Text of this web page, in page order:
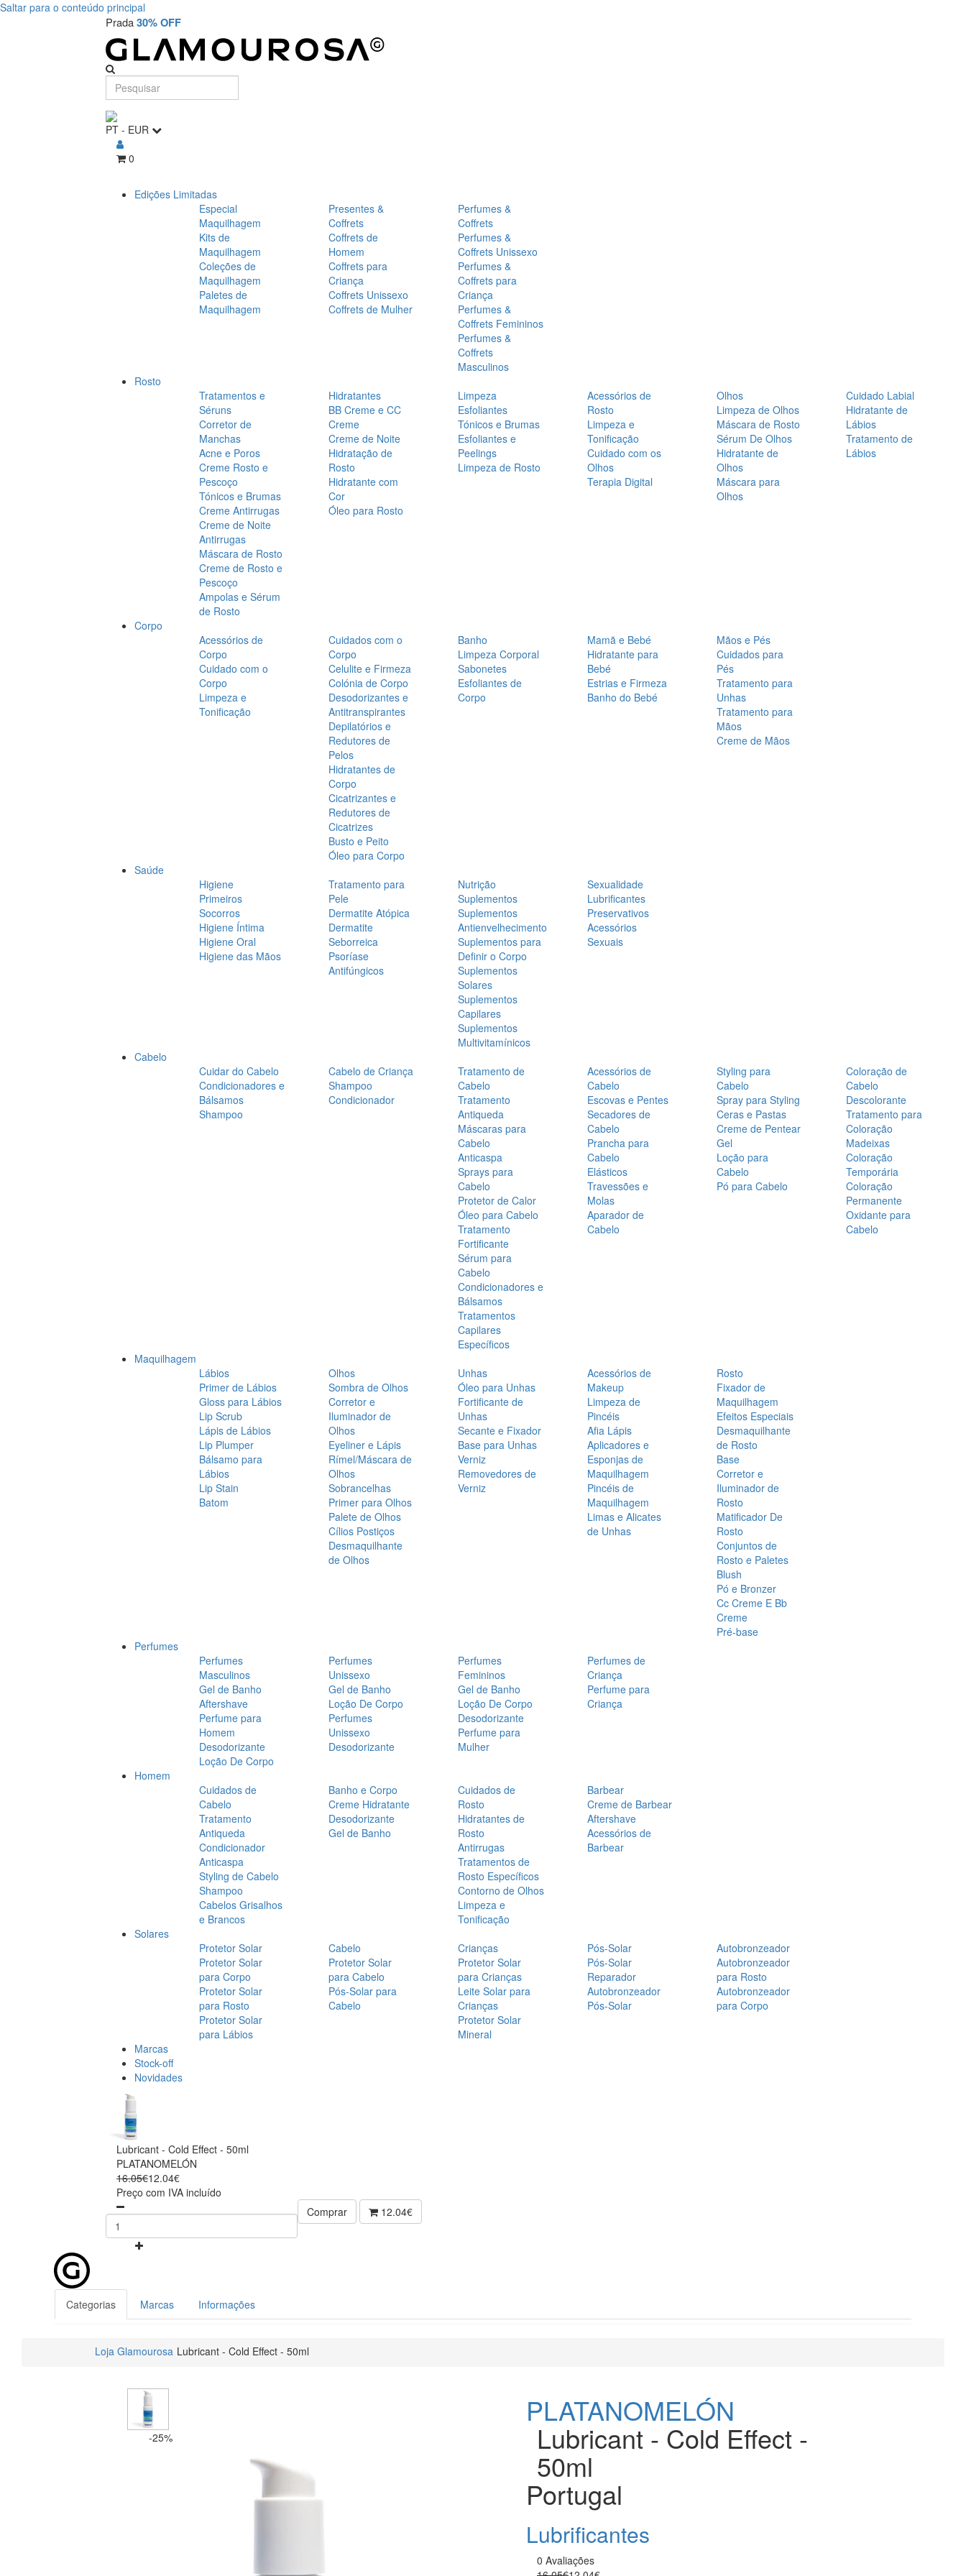
Saltar para o conteúdo principal
Prada30% OFF
PT - EUR
0
Edições Limitadas
Especial
Maquilhagem
Kits de
Maquilhagem
Coleções de
Maquilhagem
Paletes de
Maquilhagem
Presentes &
Coffrets
Coffrets de
Homem
Coffrets para
Criança
Coffrets Unissexo
Coffrets de Mulher
Perfumes &
Coffrets
Perfumes &
Coffrets Unissexo
Perfumes &
Coffrets para
Criança
Perfumes &
Coffrets Femininos
Perfumes &
Coffrets
Masculinos
Rosto
Tratamentos e
Séruns
Corretor de
Manchas
Acne e Poros
Creme Rosto e
Pescoço
Tónicos e Brumas
Creme Antirrugas
Creme de Noite
Antirrugas
Máscara de Rosto
Creme de Rosto e
Pescoço
Ampolas e Sérum
de Rosto
Hidratantes
BB Creme e CC
Creme
Creme de Noite
Hidratação de
Rosto
Hidratante com
Cor
Óleo para Rosto
Limpeza
Esfoliantes
Tónicos e Brumas
Esfoliantes e
Peelings
Limpeza de Rosto
Acessórios de
Rosto
Limpeza e
Tonificação
Cuidado com os
Olhos
Terapia Digital
Olhos
Limpeza de Olhos
Máscara de Rosto
Sérum De Olhos
Hidratante de
Olhos
Máscara para
Olhos
Cuidado Labial
Hidratante de
Lábios
Tratamento de
Lábios
Corpo
Acessórios de
Corpo
Cuidado com o
Corpo
Limpeza e
Tonificação
Cuidados com o
Corpo
Celulite e Firmeza
Colónia de Corpo
Desodorizantes e
Antitranspirantes
Depilatórios e
Redutores de
Pelos
Hidratantes de
Corpo
Cicatrizantes e
Redutores de
Cicatrizes
Busto e Peito
Óleo para Corpo
Banho
Limpeza Corporal
Sabonetes
Esfoliantes de
Corpo
Mamã e Bebé
Hidratante para
Bebé
Estrias e Firmeza
Banho do Bebé
Mãos e Pés
Cuidados para
Pés
Tratamento para
Unhas
Tratamento para
Mãos
Creme de Mãos
Saúde
Higiene
Primeiros
Socorros
Higiene Íntima
Higiene Oral
Higiene das Mãos
Tratamento para
Pele
Dermatite Atópica
Dermatite
Seborreica
Psoríase
Antifúngicos
Nutrição
Suplementos
Suplementos
Antienvelhecimento
Suplementos para
Definir o Corpo
Suplementos
Solares
Suplementos
Capilares
Suplementos
Multivitamínicos
Sexualidade
Lubrificantes
Preservativos
Acessórios
Sexuais
Cabelo
Cuidar do Cabelo
Condicionadores e
Bálsamos
Shampoo
Cabelo de Criança
Shampoo
Condicionador
Tratamento de
Cabelo
Tratamento
Antiqueda
Máscaras para
Cabelo
Anticaspa
Sprays para
Cabelo
Protetor de Calor
Óleo para Cabelo
Tratamento
Fortificante
Sérum para
Cabelo
Condicionadores e
Bálsamos
Tratamentos
Capilares
Específicos
Acessórios de
Cabelo
Escovas e Pentes
Secadores de
Cabelo
Prancha para
Cabelo
Elásticos
Travessões e
Molas
Aparador de
Cabelo
Styling para
Cabelo
Spray para Styling
Ceras e Pastas
Creme de Pentear
Gel
Loção para
Cabelo
Pó para Cabelo
Coloração de
Cabelo
Descolorante
Tratamento para
Coloração
Madeixas
Coloração
Temporária
Coloração
Permanente
Oxidante para
Cabelo
Maquilhagem
Lábios
Primer de Lábios
Gloss para Lábios
Lip Scrub
Lápis de Lábios
Lip Plumper
Bálsamo para
Lábios
Lip Stain
Batom
Olhos
Sombra de Olhos
Corretor e
Iluminador de
Olhos
Eyeliner e Lápis
Rímel/Máscara de
Olhos
Sobrancelhas
Primer para Olhos
Palete de Olhos
Cílios Postiços
Desmaquilhante
de Olhos
Unhas
Óleo para Unhas
Fortificante de
Unhas
Secante e Fixador
Base para Unhas
Verniz
Removedores de
Verniz
Acessórios de
Makeup
Limpeza de
Pincéis
Afia Lápis
Aplicadores e
Esponjas de
Maquilhagem
Pincéis de
Maquilhagem
Limas e Alicates
de Unhas
Rosto
Fixador de
Maquilhagem
Efeitos Especiais
Desmaquilhante
de Rosto
Base
Corretor e
Iluminador de
Rosto
Matificador De
Rosto
Conjuntos de
Rosto e Paletes
Blush
Pó e Bronzer
Cc Creme E Bb
Creme
Pré-base
Perfumes
Perfumes
Masculinos
Gel de Banho
Aftershave
Perfume para
Homem
Desodorizante
Loção De Corpo
Perfumes
Unissexo
Gel de Banho
Loção De Corpo
Perfumes
Unissexo
Desodorizante
Perfumes
Femininos
Gel de Banho
Loção De Corpo
Desodorizante
Perfume para
Mulher
Perfumes de
Criança
Perfume para
Criança
Homem
Cuidados de
Cabelo
Tratamento
Antiqueda
Condicionador
Anticaspa
Styling de Cabelo
Shampoo
Cabelos Grisalhos
e Brancos
Banho e Corpo
Creme Hidratante
Desodorizante
Gel de Banho
Cuidados de
Rosto
Hidratantes de
Rosto
Antirrugas
Tratamentos de
Rosto Específicos
Contorno de Olhos
Limpeza e
Tonificação
Barbear
Creme de Barbear
Aftershave
Acessórios de
Barbear
Solares
Protetor Solar
Protetor Solar
para Corpo
Protetor Solar
para Rosto
Protetor Solar
para Lábios
Cabelo
Protetor Solar
para Cabelo
Pós-Solar para
Cabelo
Crianças
Protetor Solar
para Crianças
Leite Solar para
Crianças
Protetor Solar
Mineral
Pós-Solar
Pós-Solar
Reparador
Autobronzeador
Pós-Solar
Autobronzeador
Autobronzeador
para Rosto
Autobronzeador
para Corpo
Marcas
Stock-off
Novidades
Lubricant - Cold Effect - 50ml
PLATANOMELÓN
16.05€12.04€
Preço com IVA incluído
Comprar
12.04€
Categorias Marcas Informações
Loja Glamourosa Lubricant - Cold Effect - 50ml
-25%
PLATANOMELÓN
Lubricant - Cold Effect -
50ml
Portugal
Lubrificantes
0 Avaliações